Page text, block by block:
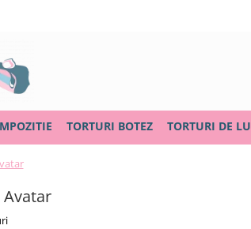
TORTURI BOTEZ TORTURI DE